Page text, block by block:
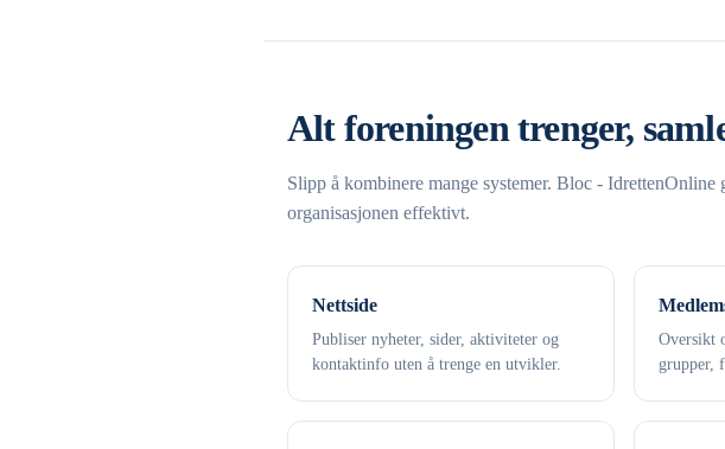
Alt foreningen trenger,
Slipp å kombinere mange systemer. Bloc -
organisasjonen effektivt.
Nettside
Publiser nyheter, sider, aktiviteter og
kontaktinfo uten å trenge en utvikler.
Oversikt
grupper,